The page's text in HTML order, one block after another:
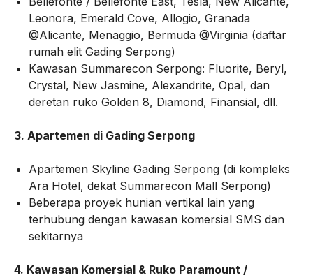
Leonora, Emerald Cove, Allogio, Granada
@Alicante, Menaggio, Bermuda @Virginia (daftar
rumah elit Gading Serpong)
Kawasan Summarecon Serpong: Fluorite, Beryl,
Crystal, New Jasmine, Alexandrite, Opal, dan
deretan ruko Golden 8, Diamond, Finansial, dll.
3. Apartemen di Gading Serpong
Apartemen Skyline Gading Serpong (di kompleks
Ara Hotel, dekat Summarecon Mall Serpong)
Beberapa proyek hunian vertikal lain yang
terhubung dengan kawasan komersial SMS dan
sekitarnya
4. Kawasan Komersial & Ruko Paramount /